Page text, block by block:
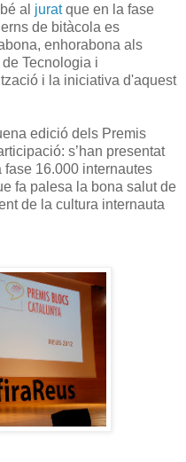
al juratque en la fase
de bitàcola es
enhorabona als
Tecnologia i
i la iniciativa d'aquest
edició dels Premis
s’han presentat
16.000 internautes
fa palesa la bona salut de
de la cultura internauta